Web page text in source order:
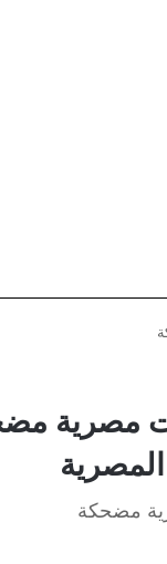
المصرية
مضحكة